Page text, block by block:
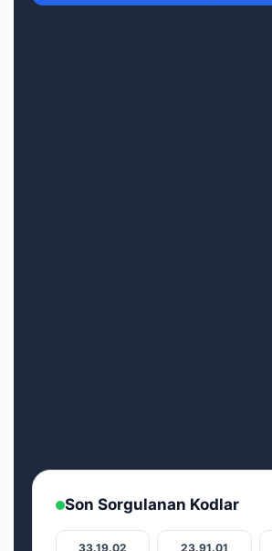
Son Sorgulanan Kodlar
33.19.02 23.91.01